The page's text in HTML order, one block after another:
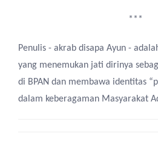
***
Penulis - akrab disapa Ayun -
yang menemukan jati dirinya
di BPAN dan membawa identitas
dalam keberagaman Masyarakat